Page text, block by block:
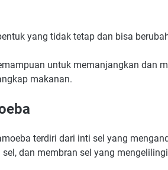
yang tidak tetap dan bisa
untuk memanjangkan dan
makanan.
terdiri dari inti sel yang
dan membran sel yang